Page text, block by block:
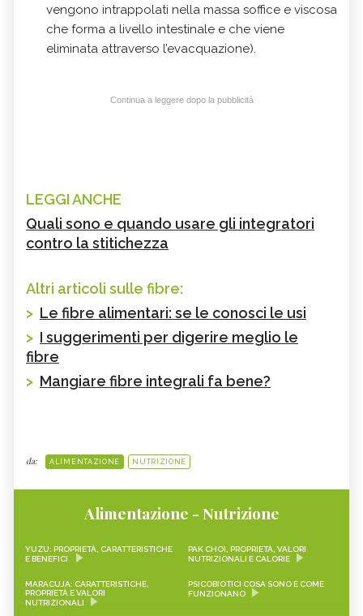
vengono intrappolati nella massa soffice e viscosa
che forma a livello intestinale e che viene
eliminata attraverso l’evacquazione).
Continua a leggere dopo la pubblicità
LEGGI ANCHE
Quali sono e quando usare gli integratori
contro la stitichezza
Altri articoli sulle fibre:
> Le fibre alimentari: se le conosci le usi
> I suggerimenti per digerire meglio le
fibre
> Mangiare fibre integrali fa bene?
da: ALIMENTAZIONE NUTRIZIONE
Alimentazione - Nutrizione
YUZU: PROPRIETÀ, CARATTERISTICHE
E BENEFICI
PAK CHOI, PROPRIETÀ, VALORI
NUTRIZIONALI E CALORIE
MARACUJA: CARATTERISTICHE,
PROPRIETÀ E VALORI
NUTRIZIONALI
PSICOBIOTICI COSA SONO E COME
FUNZIONANO